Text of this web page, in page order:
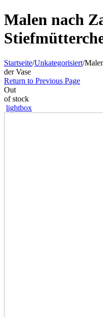
Malen nach
Startseite/Unkategorisiert/
der Vase
Return to Previous Page
Out
of stock
lightbox